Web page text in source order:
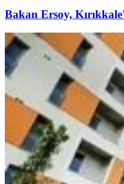
Bakan Ersoy,